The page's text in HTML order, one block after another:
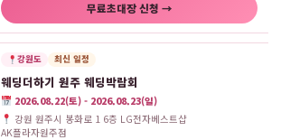
무료초대장 신청 →
강원도 최신 일정
웨딩더하기 원주 웨딩박람회
2026.08.22(토) - 2026.08.23(일)
강원 원주시 봉화로 1 6층 LG전자베스트샵
AK플라자원주점